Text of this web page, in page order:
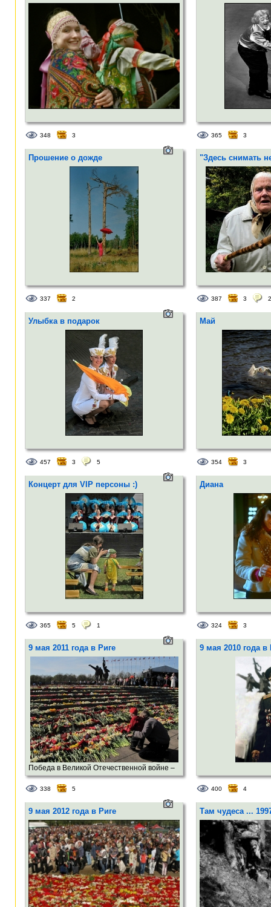
348 3 365 3
Прошение о дожде
337 2
"Здесь снимать
387 3 2
Улыбка в подарок
457 3 5
Май
354 3
Концерт для VIP персоны :)
365 5 1
Диана
324 3
9 мая 2011 года в Риге
Победа в Великой Отечественной войне –
подвиг и слава нашего народа.День
Победы остаётся неизменным,всеми
любимым,дорогим,трагичным и
скорбным,но в то же время святым и
светлым праздником.Вряд ли есть
семья,которой н
338 5
9 мая 2010 года в
400 4
9 мая 2012 года в Риге Там чудеса ...